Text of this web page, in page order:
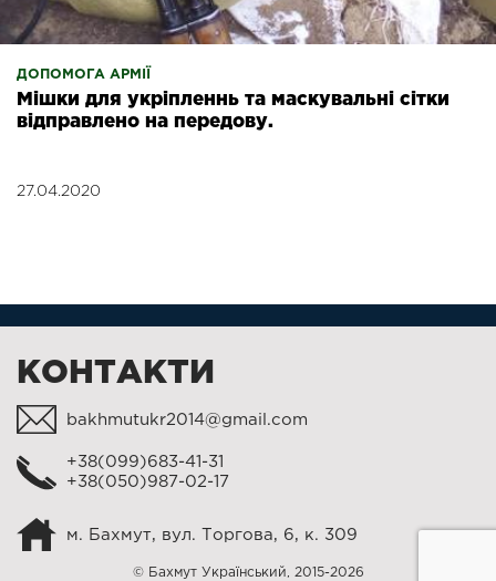
ДОПОМОГА АРМІЇ
Мішки для укріпленнь та маскувальні сітки
відправлено на передову.
27.04.2020
КОНТАКТИ
bakhmutukr2014@gmail.com
+38(099)683-41-31
+38(050)987-02-17
м. Бахмут, вул. Торгова, 6, к. 309
© Бахмут Український, 2015-2026